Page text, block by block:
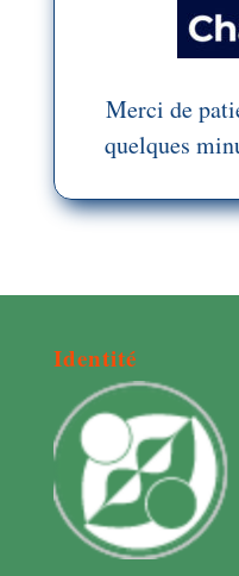
Merci de
quelques
Identité